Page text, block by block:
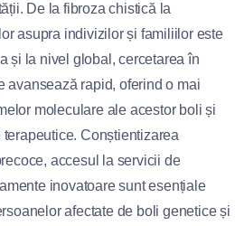
De la fibroza chistică la
asupra indivizilor și familiilor este
și la nivel global, cercetarea în
avansează rapid, oferind o mai
moleculare ale acestor boli și
Conștientizarea
accesul la servicii de
inovatoare sunt esențiale
afectate de boli genetice și